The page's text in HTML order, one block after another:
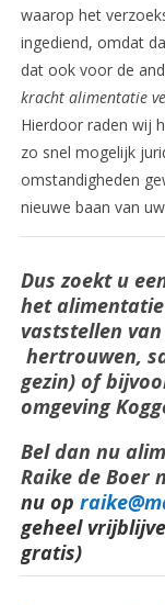
waarop het
ingediend, omdat
dat ook voor de
kracht alimentatie
Hierdoor raden wij
zo snel mogelijk
omstandigheden
nieuwe baan van
Dus zoekt u
het
vaststellen
hertrouwen,
gezin) of
omgeving
Bel dan nu
Raike de Boer
nu op
geheel
gratis)